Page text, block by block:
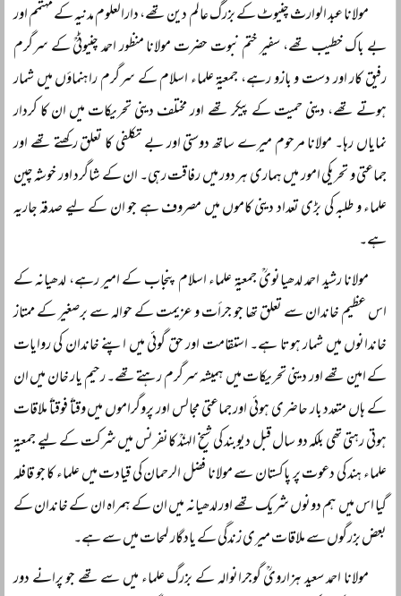
مولانا عبد الوارث چنیوٹ کے بزرگ عالم دین تھے، دارالعلوم مدنیہ کے مہتمم اور
بے باک خطیب تھے، سفیر ختم نبوت حضرت مولانا منظور احمد چنیوٹیؒ کے سرگرم
رفیق کار اور دست و بازو رہے، جمعیۃ علماء اسلام کے سرگرم راہنماؤں میں شمار
ہوتے تھے، دینی حمیت کے پیکر تھے اور مختلف دینی تحریکات میں ان کا کردار
نمایاں رہا۔ مولانا مرحوم میرے ساتھ دوستی اور بے تکلفی کا تعلق رکھتے تھے اور
جماعتی و تحریکی امور میں ہماری ہر دور میں رفاقت رہی۔ ان کے شاگرد اور خوشہ چین
علماء و طلبہ کی بڑی تعداد دینی کاموں میں مصروف ہے جو ان کے لیے صدقہ جاریہ
ہے۔
مولانا رشید احمد لدھیانویؒ جمعیۃ علماء اسلام پنجاب کے امیر رہے، لدھیانہ کے
اس عظیم خاندان سے تعلق تھا جو جرأت و عزیمت کے حوالہ سے برصغیر کے ممتاز
خاندانوں میں شمار ہوتا ہے۔ استقامت اور حق گوئی میں اپنے خاندان کی روایات
کے امین تھے اور دینی تحریکات میں ہمیشہ سرگرم رہتے تھے۔ رحیم یار خان میں ان
کے ہاں متعدد بار حاضری ہوئی اور جماعتی مجالس اور پروگراموں میں وقتاً فوقتاً ملاقات
ہوتی رہتی تھی بلکہ دو سال قبل دیوبند کی شیخ الہندؒ کانفرنس میں شرکت کے لیے جمعیۃ
علماء ہند کی دعوت پر پاکستان سے مولانا فضل الرحمان کی قیادت میں علماء کا جو قافلہ
گیا اس میں ہم دونوں شریک تھے اور لدھیانہ میں ان کے ہمراہ ان کے خاندان کے
بعض بزرگوں سے ملاقات میری زندگی کے یادگار لمحات میں سے ہے۔
مولانا احمد سعید ہزارویؒ گوجرانوالہ کے بزرگ علماء میں سے تھے جو پرانے دور